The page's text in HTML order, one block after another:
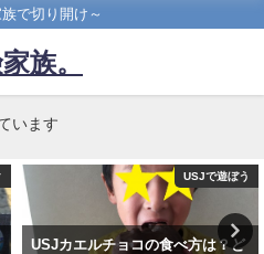
で切り開け～
族。
います
USJで遊ぼう
ルチョコの食べ方は？ど
誰と行